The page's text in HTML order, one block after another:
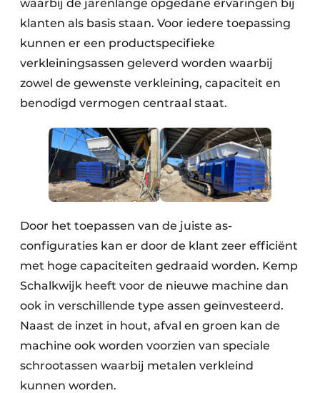
waarbij de jarenlange opgedane ervaringen bij
klanten als basis staan. Voor iedere toepassing
kunnen er een productspecifieke
verkleiningsassen geleverd worden waarbij
zowel de gewenste verkleining, capaciteit en
benodigd vermogen centraal staat.
Door het toepassen van de juiste as-
configuraties kan er door de klant zeer efficiënt
met hoge capaciteiten gedraaid worden. Kemp
Schalkwijk heeft voor de nieuwe machine dan
ook in verschillende type assen geïnvesteerd.
Naast de inzet in hout, afval en groen kan de
machine ook worden voorzien van speciale
schrootassen waarbij metalen verkleind
kunnen worden.